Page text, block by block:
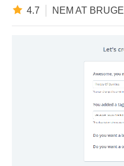
4.7 NEM AT BRUGE